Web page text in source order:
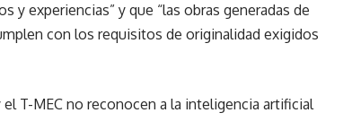
experiencias” y que “las obras generadas de
con los requisitos de originalidad exigidos
T-MEC no reconocen a la inteligencia artificial